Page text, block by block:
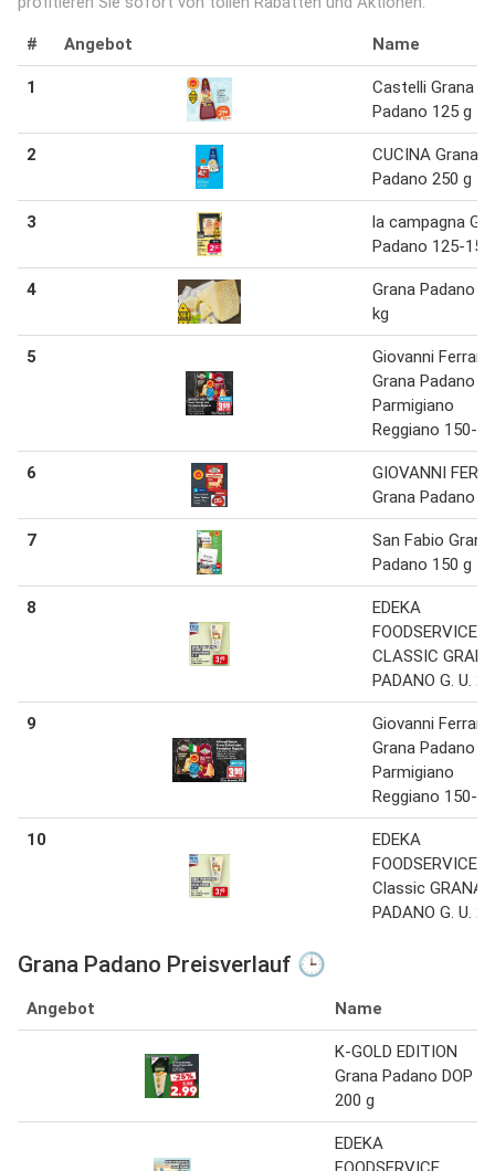
# Angebot Name
1
Castelli Grana
Padano 125 g
2
CUCINA Grana
Padano 250 g
3
la campagna
Padano 125-150
4
Grana Padano
kg
5
Giovanni Ferrari
Grana Padano
Parmigiano
Reggiano 150-
6
GIOVANNI
Grana Padano
7
San Fabio Grana
Padano 150 g
8
EDEKA
FOODSERVICE
CLASSIC
PADANO G. U.
9
Giovanni Ferrari
Grana Padano
Parmigiano
Reggiano 150-
10
EDEKA
FOODSERVICE
Classic GRANA
PADANO G. U.
Grana Padano Preisverlauf 🕒
Angebot Name
K-GOLD EDITION
Grana Padano DOP
200 g
EDEKA